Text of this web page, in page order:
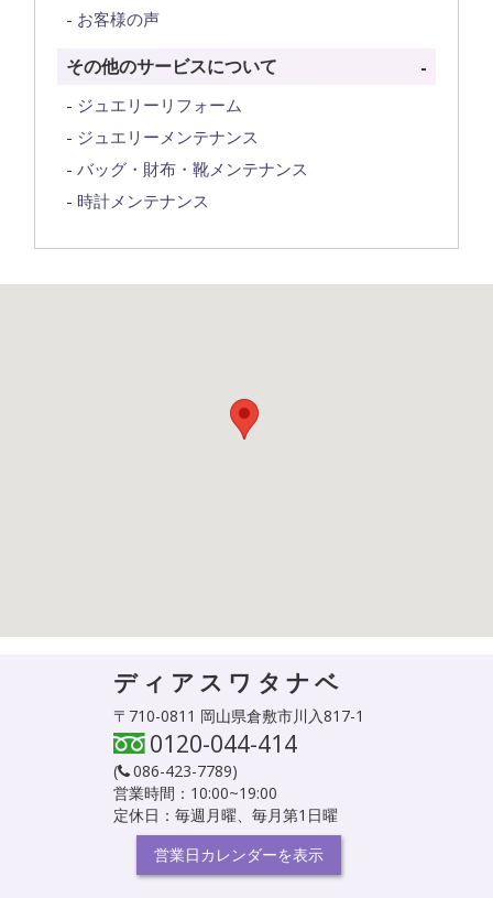
お客様の声
その他のサービスについて
ジュエリーリフォーム
ジュエリーメンテナンス
バッグ・財布・靴メンテナンス
時計メンテナンス
ディアスワタナベ
〒710-0811 岡山県倉敷市川入817-1
0120-044-414
( 086-423-7789)
営業時間：10:00~19:00
定休日：毎週月曜、毎月第1日曜
営業日カレンダーを表示